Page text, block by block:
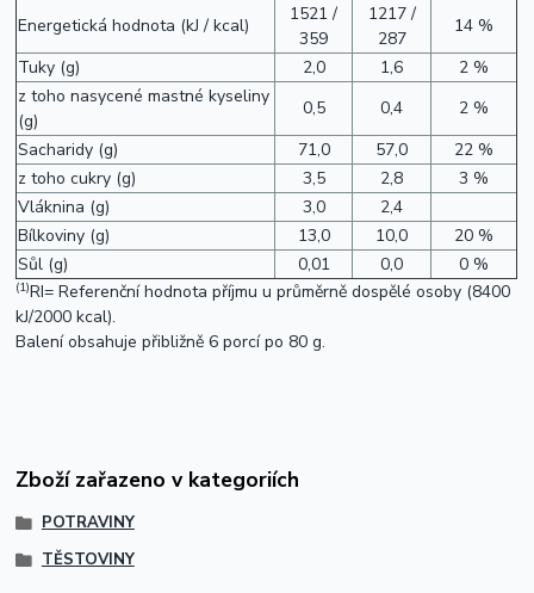
Energetická hodnota (kJ / kcal)
1521 /
359
1217 /
287
14 %
Tuky (g)
2,0 1,6
2 %
z toho nasycené mastné kyseliny
(g)
0,5 0,4
2 %
Sacharidy (g)
71,0 57,0
22 %
z toho cukry (g)
3,5 2,8
3 %
Vláknina (g)
3,0
2,4
Bílkoviny (g)
13,0 10,0
20 %
Sůl (g)
0,01 0,0 0 %
(1)RI= Referenční hodnota příjmu u průměrně dospělé osoby (8400
kJ/2000 kcal).
Balení obsahuje přibližně 6 porcí po 80 g.
Zboží zařazeno v kategoriích
POTRAVINY
TĚSTOVINY